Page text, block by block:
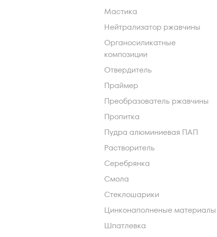
Мастика
Нейтрализатор ржавчины
Органосиликатные
композиции
Отвердитель
Праймер
Преобразователь ржавчины
Пропитка
Пудра алюминиевая ПАП
Растворитель
Серебрянка
Смола
Стеклошарики
Цинконаполненые материалы
Шпатлевка